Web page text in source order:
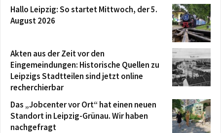
Hallo Leipzig: So startet Mittwoch, der 5.
August 2026
Akten aus der Zeit vor den
Eingemeindungen: Historische Quellen zu
Leipzigs Stadtteilen sind jetzt online
recherchierbar
Das „Jobcenter vor Ort“ hat einen neuen
Standort in Leipzig-Grünau. Wir haben
nachgefragt